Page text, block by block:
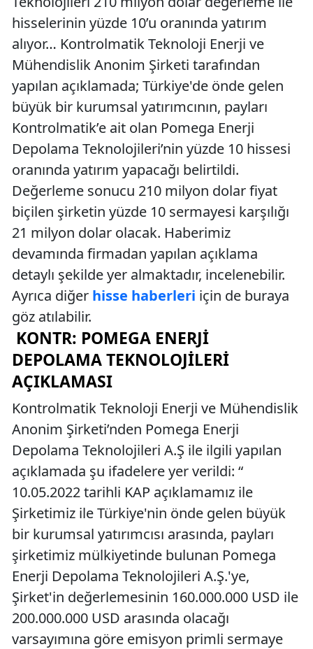
hisselerinin yüzde 10’u oranında yatırım
alıyor… Kontrolmatik Teknoloji Enerji ve
Mühendislik Anonim Şirketi tarafından
yapılan açıklamada; Türkiye'de önde gelen
büyük bir kurumsal yatırımcının, payları
Kontrolmatik’e ait olan Pomega Enerji
Depolama Teknolojileri’nin yüzde 10 hissesi
oranında yatırım yapacağı belirtildi.
Değerleme sonucu 210 milyon dolar fiyat
biçilen şirketin yüzde 10 sermayesi karşılığı
21 milyon dolar olacak. Haberimiz
devamında firmadan yapılan açıklama
detaylı şekilde yer almaktadır, incelenebilir.
Ayrıca diğer hisse haberleri için de buraya
göz atılabilir.
KONTR: POMEGA ENERJI
DEPOLAMA TEKNOLOJILERI
AÇIKLAMASI
Kontrolmatik Teknoloji Enerji ve Mühendislik
Anonim Şirketi’nden Pomega Enerji
Depolama Teknolojileri A.Ş ile ilgili yapılan
açıklamada şu ifadelere yer verildi: “
10.05.2022 tarihli KAP açıklamamız ile
Şirketimiz ile Türkiye'nin önde gelen büyük
bir kurumsal yatırımcısı arasında, payları
şirketimiz mülkiyetinde bulunan Pomega
Enerji Depolama Teknolojileri A.Ş.'ye,
Şirket'in değerlemesinin 160.000.000 USD ile
200.000.000 USD arasında olacağı
varsayımına göre emisyon primli sermaye